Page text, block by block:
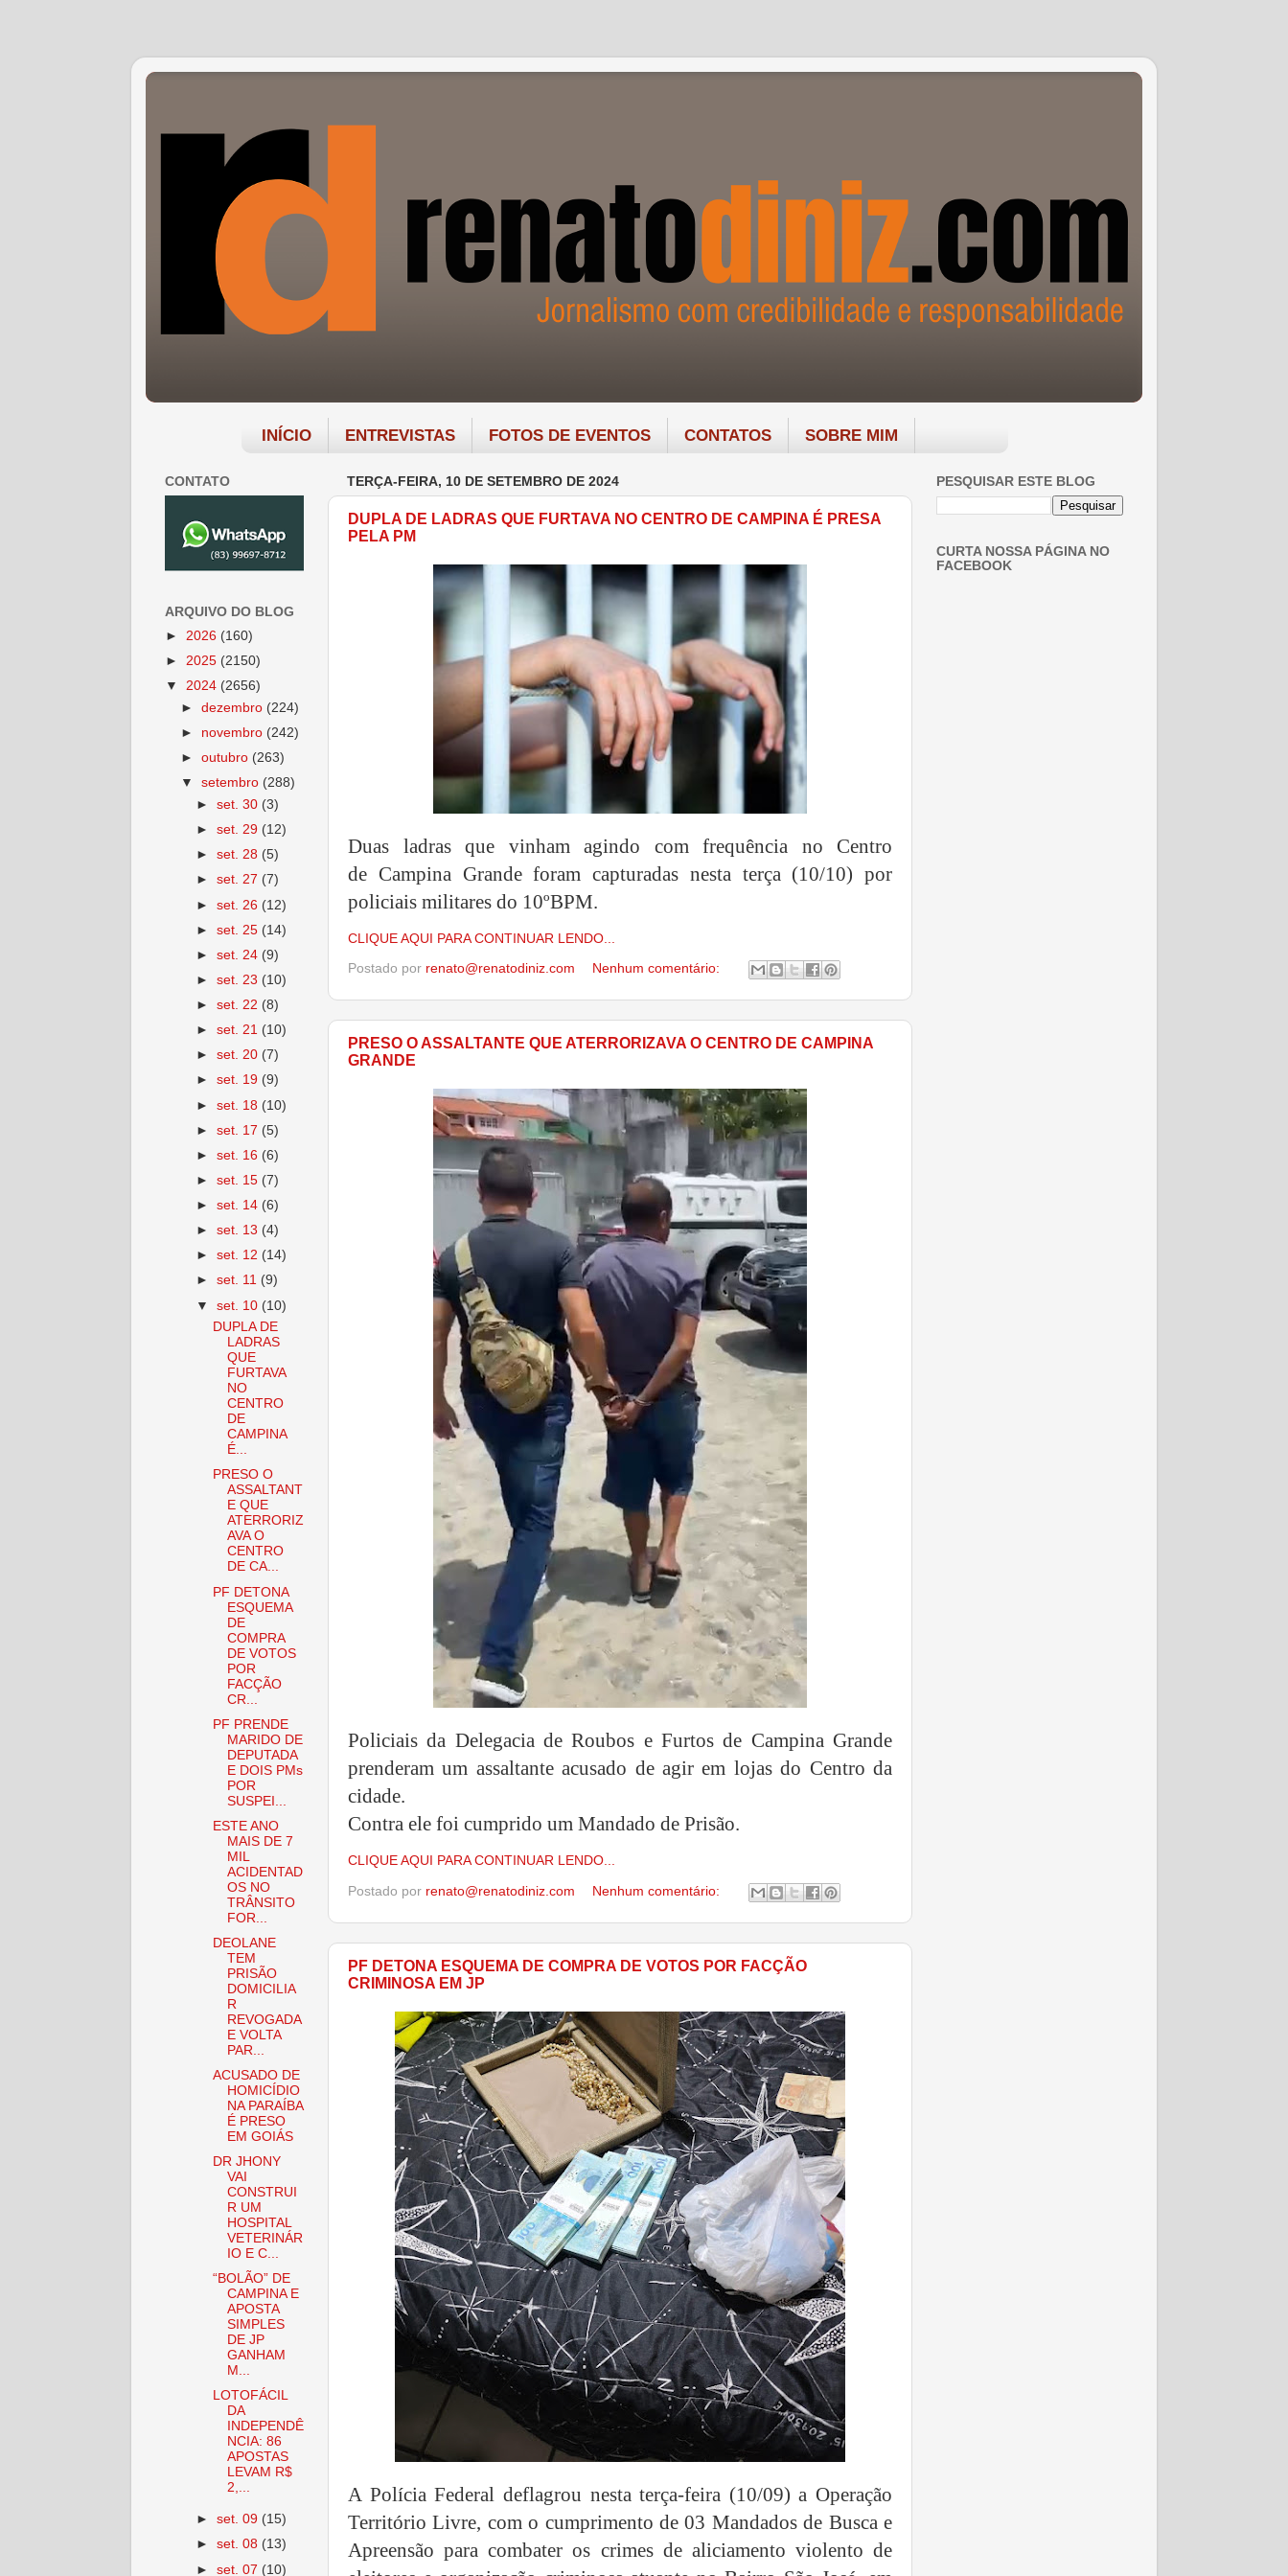
INÍCIO ENTREVISTAS FOTOS DE EVENTOS CONTATOS SOBRE MIM
TERÇA-FEIRA, 10 DE SETEMBRO DE 2024
DUPLA DE LADRAS QUE FURTAVA NO CENTRO DE CAMPINA É PRESA
PELA PM
Duas ladras que vinham agindo com frequência no Centro
de Campina Grande foram capturadas nesta terça (10/10) por
policiais militares do 10ºBPM.
CLIQUE AQUI PARA CONTINUAR LENDO...
Postado por renato@renatodiniz.com Nenhum comentário:
PRESO O ASSALTANTE QUE ATERRORIZAVA O CENTRO DE CAMPINA
GRANDE
Policiais da Delegacia de Roubos e Furtos de Campina Grande
prenderam um assaltante acusado de agir em lojas do Centro da
cidade.
Contra ele foi cumprido um Mandado de Prisão.
CLIQUE AQUI PARA CONTINUAR LENDO...
Postado por renato@renatodiniz.com Nenhum comentário:
PF DETONA ESQUEMA DE COMPRA DE VOTOS POR FACÇÃO
CRIMINOSA EM JP
A Polícia Federal deflagrou nesta terça-feira (10/09) a Operação
Território Livre, com o cumprimento de 03 Mandados de Busca e
Apreensão para combater os crimes de aliciamento violento de
CONTATO
ARQUIVO DO BLOG
► 2026 (160)
► 2025 (2150)
▼ 2024 (2656)
►dezembro (224)
► novembro (242)
►outubro (263)
▼setembro (288)
►set. 30 (3)
►set. 29 (12)
►set. 28 (5)
►set. 27 (7)
►set. 26 (12)
►set. 25 (14)
►set. 24 (9)
►set. 23 (10)
►set. 22 (8)
►set. 21 (10)
►set. 20 (7)
►set. 19 (9)
►set. 18 (10)
►set. 17 (5)
►set. 16 (6)
►set. 15 (7)
►set. 14 (6)
►set. 13 (4)
►set. 12 (14)
►set. 11 (9)
▼set. 10 (10)
DUPLA DE
LADRAS
QUE
FURTAVA
NO
CENTRO
DE
CAMPINA
É...
PRESO O
ASSALTANT
E QUE
ATERRORIZ
AVA O
CENTRO
DE CA...
PF DETONA
ESQUEMA
DE
COMPRA
DE VOTOS
POR
FACÇÃO
CR...
PF PRENDE
MARIDO DE
DEPUTADA
E DOIS PMs
POR
SUSPEI...
ESTE ANO
MAIS DE 7
MIL
ACIDENTAD
OS NO
TRÂNSITO
FOR...
DEOLANE
TEM
PRISÃO
DOMICILIA
R
REVOGADA
E VOLTA
PAR...
ACUSADO DE
HOMICÍDIO
NA PARAÍBA
É PRESO
EM GOIÁS
DR JHONY
VAI
CONSTRUI
R UM
HOSPITAL
VETERINÁR
IO E C...
“BOLÃO” DE
CAMPINA E
APOSTA
SIMPLES
DE JP
GANHAM
M...
LOTOFÁCIL
DA
INDEPENDÊ
NCIA: 86
APOSTAS
LEVAM R$
2,...
►set. 09 (15)
►set. 08 (13)
►set. 07 (10)
PESQUISAR ESTE BLOG
CURTA NOSSA PÁGINA NO
FACEBOOK